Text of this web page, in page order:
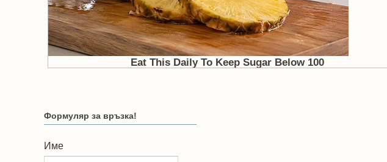
Формуляр за връзка!
Име